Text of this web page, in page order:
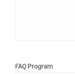
FAQ Program